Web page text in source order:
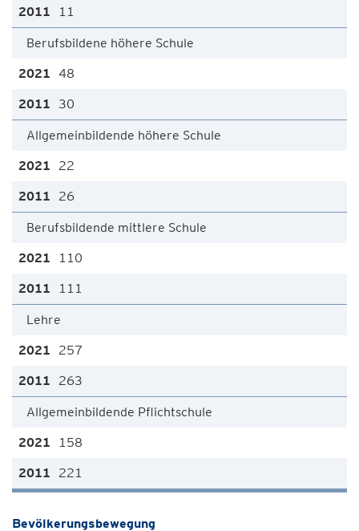
11
Berufsbildene höhere Schule
48
30
Allgemeinbildende höhere Schule
22
26
Berufsbildende mittlere Schule
110
111
Lehre
257
263
Allgemeinbildende Pflichtschule
158
221
Bevölkerungsbewegung